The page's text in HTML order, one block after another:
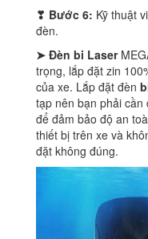
❣ Bước 6: Kỹ thuật
đèn.
➤ Đèn bi Laser
trọng, lắp đặt zin
của xe. Lắp đặt đèn
tạp nên bạn phải
để đảm bảo độ an
thiết bị trên xe và
đặt không đúng.